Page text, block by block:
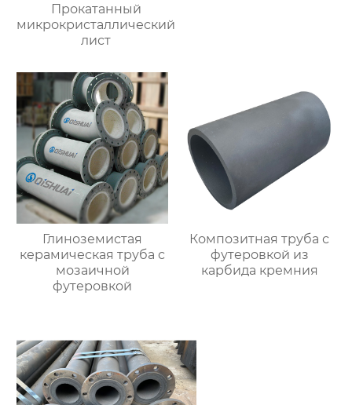
Прокатанный
микрокристаллический
лист
Глиноземистая
керамическая труба с
мозаичной
футеровкой
Композитная труба с
футеровкой из
карбида кремния